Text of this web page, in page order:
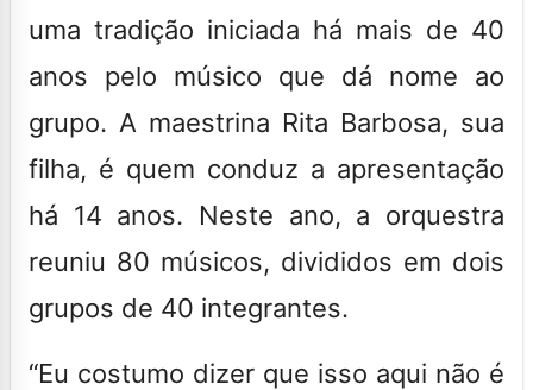
uma tradição iniciada há mais de 40
anos pelo músico que dá nome ao
grupo. A maestrina Rita Barbosa, sua
filha, é quem conduz a apresentação
há 14 anos. Neste ano, a orquestra
reuniu 80 músicos, divididos em dois
grupos de 40 integrantes.
“Eu costumo dizer que isso aqui não é